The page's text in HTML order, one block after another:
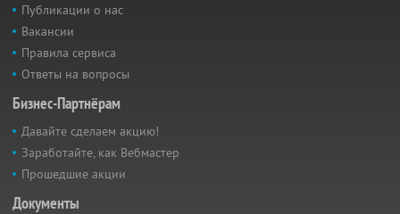
Публикации о нас
Вакансии
Правила сервиса
Ответы на вопросы
Бизнес-Партнёрам
Давайте сделаем акцию!
Заработайте, как Вебмастер
Прошедшие акции
Документы